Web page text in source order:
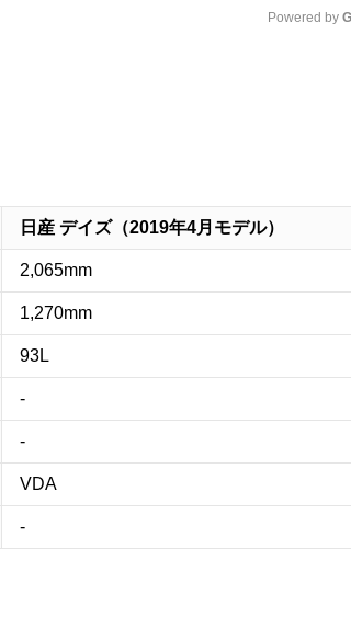
Powered by
日産 デイズ（2019年4月モデル）
2,065mm
1,270mm
93L
-
-
VDA
-